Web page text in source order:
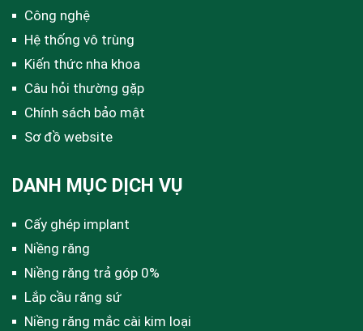
Công nghệ
Hệ thống vô trùng
Kiến thức nha khoa
Câu hỏi thường gặp
Chính sách bảo mật
Sơ đồ website
DANH MỤC DỊCH VỤ
Cấy ghép implant
Niềng răng
Niềng răng trả góp 0%
Lắp cầu răng sứ
Niềng răng mắc cài kim loại